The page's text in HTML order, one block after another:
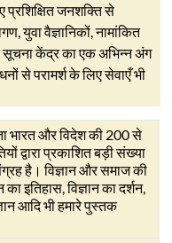
जनशक्ति से
युवा वैज्ञानिकों, नामांकित
सूचना केंद्र का एक अभिन्न अंग
से परामर्श के लिए सेवाएँ भी
भारत और विदेश की 200 से
द्वारा प्रकाशित बड़ी संख्या
है। विज्ञान और समाज की
का इतिहास, विज्ञान का दर्शन,
आदि भी हमारे पुस्तक